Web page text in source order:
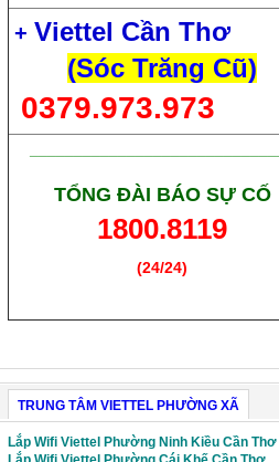
+ Viettel Cần Thơ
(Sóc Trăng Cũ)
0379.973.973
TỔNG ĐÀI BÁO SỰ CỐ
1800.8119
(24/24)
TRUNG TÂM VIETTEL PHƯỜNG XÃ
Lắp Wifi Viettel Phường Ninh Kiều Cần Thơ